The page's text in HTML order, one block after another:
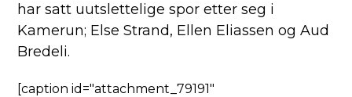
har satt uutslettelige spor etter seg i
Kamerun; Else Strand, Ellen Eliassen og Aud
Bredeli.
[caption id="attachment_79191"